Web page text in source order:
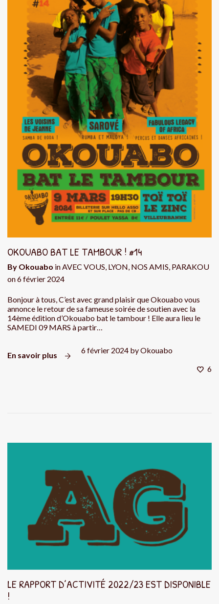
OKOUABO BAT LE TAMBOUR ! #14
By Okouabo inAVEC VOUS, LYON, NOS AMIS, PARAKOU
on6 février 2024
Bonjour à tous, C’est avec grand plaisir que Okouabo vous
annonce le retour de sa fameuse soirée de soutien avec la
14ème édition d’Okouabo bat le tambour ! Elle aura lieu le
SAMEDI 09 MARS à partir…
En savoir plus
6 février 2024 byOkouabo
6
LE RAPPORT D’ACTIVITÉ 2022/23 EST DISPONIBLE
!